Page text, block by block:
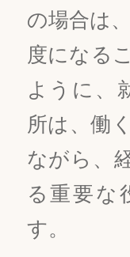
の場合は
度になる
ように、
所は、働
ながら、
る重要な
す。